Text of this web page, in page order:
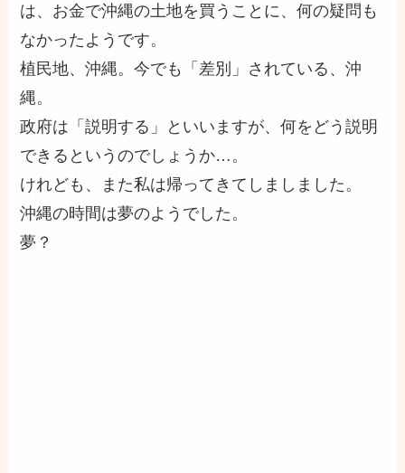
は、お金で沖縄の土地を買うことに、何の疑問も
なかったようです。
植民地、沖縄。今でも「差別」されている、沖
縄。
政府は「説明する」といいますが、何をどう説明
できるというのでしょうか…。
けれども、また私は帰ってきてしましました。
沖縄の時間は夢のようでした。
夢？